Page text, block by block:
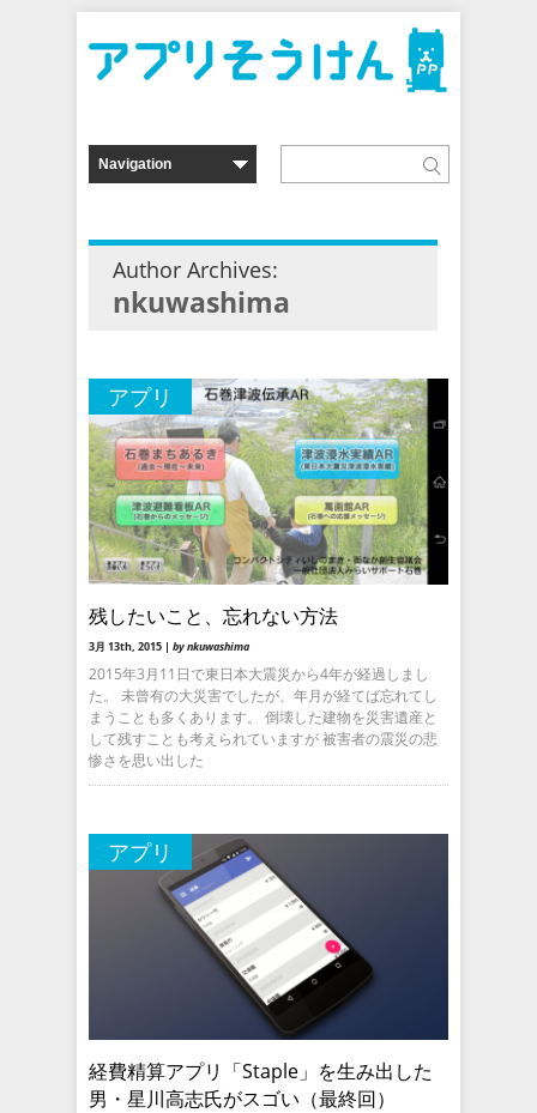
Author Archives:
nkuwashima
アプリ
残したいこと、忘れない方法
3月 13th, 2015 | by nkuwashima
2015年3月11日で東日本大震災から4年が経過しまし
た。 未曾有の大災害でしたが、年月が経てば忘れてし
まうことも多くあります。 倒壊した建物を災害遺産と
して残すことも考えられていますが 被害者の震災の悲
惨さを思い出した
アプリ
経費精算アプリ「Staple」を生み出した
男・星川高志氏がスゴい（最終回）